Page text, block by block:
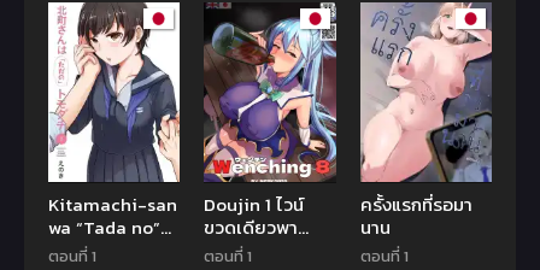
boku, netora re
teru gyaru
Enkyori Renai
chu, Boku no
Jiman na
Toshiue
Kanojo no
Yarisa Sei
Seikatsu – Part
1
Kitamachi-san
wa “Tada no”
Tomodachi
ตอนที่ 1
Doujin 1 ไวน์
ขวดเดียวพา
ใจแตก
ตอนที่ 1
ครั้งแรกที่รอมา
นาน
ตอนที่ 1